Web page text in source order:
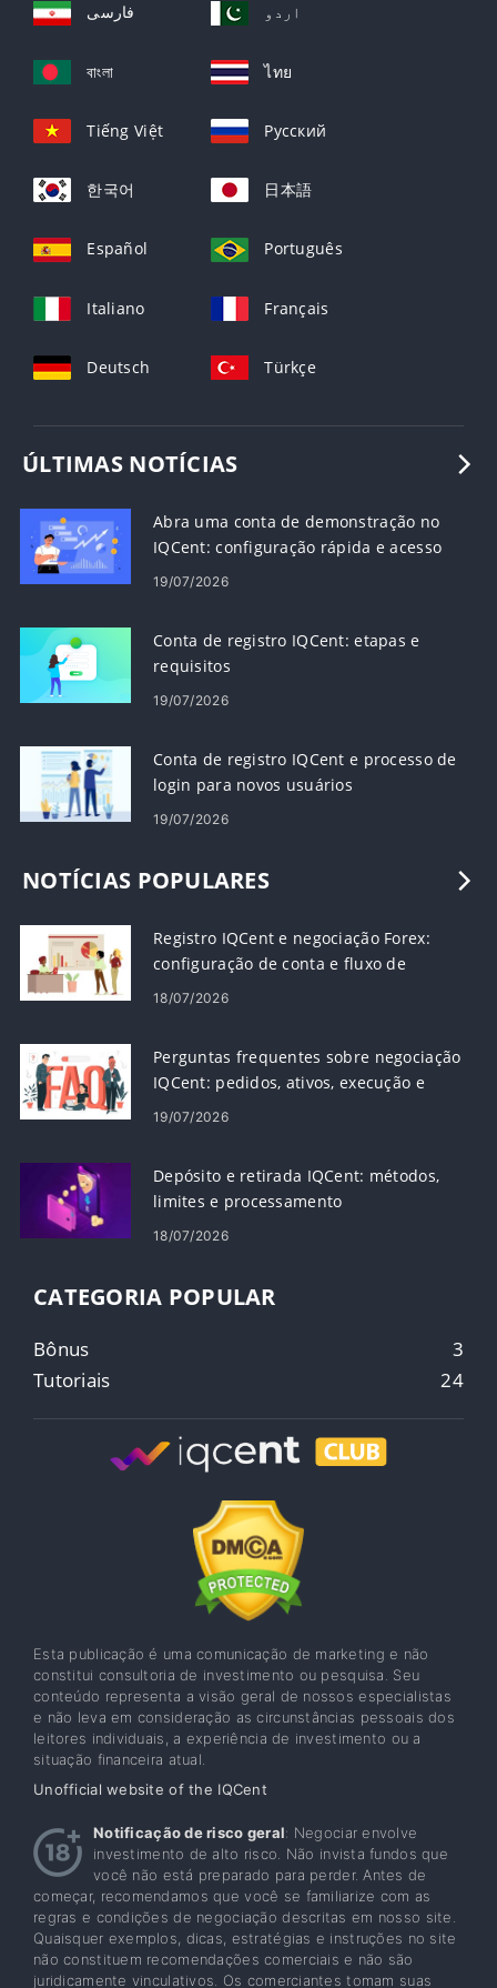
فارسی اردو
বাংলা ไทย
Tiếng Việt Русский
한국어 日本語
Español Português
Italiano Français
Deutsch Türkçe
ÚLTIMAS NOTÍCIAS
Abra uma conta de demonstração no
IQCent: configuração rápida e acesso
19/07/2026
Conta de registro IQCent: etapas e
requisitos
19/07/2026
Conta de registro IQCent e processo de
login para novos usuários
19/07/2026
NOTÍCIAS POPULARES
Registro IQCent e negociação Forex:
configuração de conta e fluxo de
trabalho de negociação
18/07/2026
Perguntas frequentes sobre negociação
IQCent: pedidos, ativos, execução e
risco
19/07/2026
Depósito e retirada IQCent: métodos,
limites e processamento
18/07/2026
CATEGORIA POPULAR
Bônus
3
Tutoriais
24
Esta publicação é uma comunicação de marketing e não
constitui consultoria de investimento ou pesquisa. Seu
conteúdo representa a visão geral de nossos especialistas
e não leva em consideração as circunstâncias pessoais dos
leitores individuais, a experiência de investimento ou a
situação financeira atual.
Unofficial website of the IQCent
Notificação de risco geral: Negociar envolve
investimento de alto risco. Não invista fundos que
você não está preparado para perder. Antes de
começar, recomendamos que você se familiarize com as
regras e condições de negociação descritas em nosso site.
Quaisquer exemplos, dicas, estratégias e instruções no site
não constituem recomendações comerciais e não são
juridicamente vinculativos. Os comerciantes tomam suas